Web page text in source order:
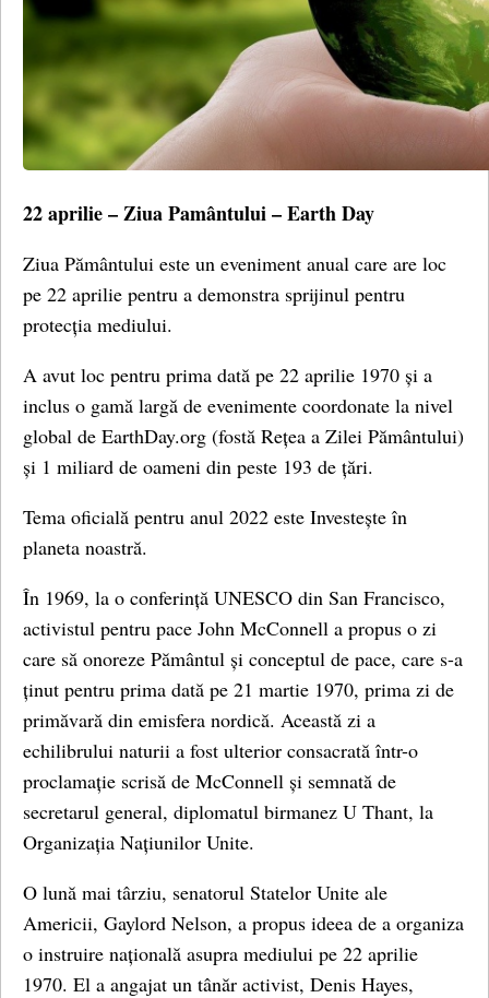
22 aprilie – Ziua Pamântului – Earth Day
Ziua Pământului este un eveniment anual care are loc
pe 22 aprilie pentru a demonstra sprijinul pentru
protecția mediului.
A avut loc pentru prima dată pe 22 aprilie 1970 și a
inclus o gamă largă de evenimente coordonate la nivel
global de EarthDay.org (fostă Rețea a Zilei Pământului)
și 1 miliard de oameni din peste 193 de țări.
Tema oficială pentru anul 2022 este Investește în
planeta noastră.
În 1969, la o conferință UNESCO din San Francisco,
activistul pentru pace John McConnell a propus o zi
care să onoreze Pământul și conceptul de pace, care s-a
ținut pentru prima dată pe 21 martie 1970, prima zi de
primăvară din emisfera nordică. Această zi a
echilibrului naturii a fost ulterior consacrată într-o
proclamație scrisă de McConnell și semnată de
secretarul general, diplomatul birmanez U Thant, la
Organizația Națiunilor Unite.
O lună mai târziu, senatorul Statelor Unite ale
Americii, Gaylord Nelson, a propus ideea de a organiza
o instruire națională asupra mediului pe 22 aprilie
1970. El a angajat un tânăr activist, Denis Hayes,